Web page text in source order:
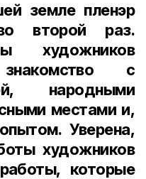
земле пленэр
второй раз.
художников
знакомство с
народными
местами и,
Уверена,
художников
которые